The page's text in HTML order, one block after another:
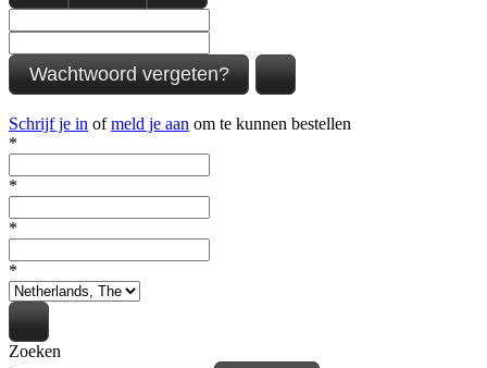
Wachtwoord vergeten?
Schrijf je in ofmeld je aan om te kunnen bestellen
*
*
*
*
Zoeken